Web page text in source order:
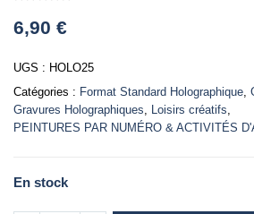
out
of
6,90 €
UGS : HOLO25
Catégories : Format Standard Holographique
Gravures Holographiques
Loisirs créatifs
PEINTURES PAR NUMÉRO & ACTIVITÉS
En stock